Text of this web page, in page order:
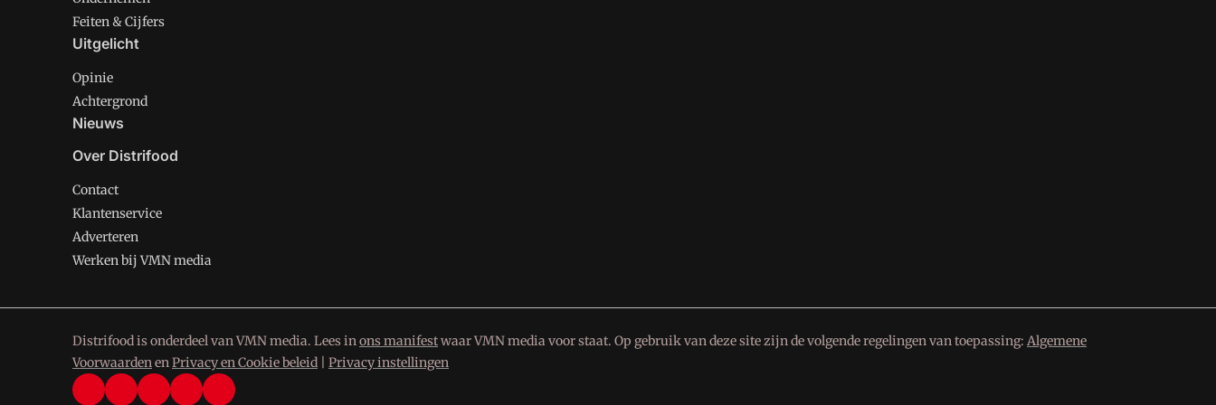
Feiten & Cijfers
Uitgelicht
Opinie
Achtergrond
Nieuws
Over Distrifood
Contact
Klantenservice
Adverteren
Werken bij VMN media
Distrifood is onderdeel van VMN media. Lees inons manifestwaar VMN media voor staat. Op gebruik van deze site zijn de volgende regelingen van toepassing: Algemene
VoorwaardenenPrivacy en Cookie beleid Privacy instellingen